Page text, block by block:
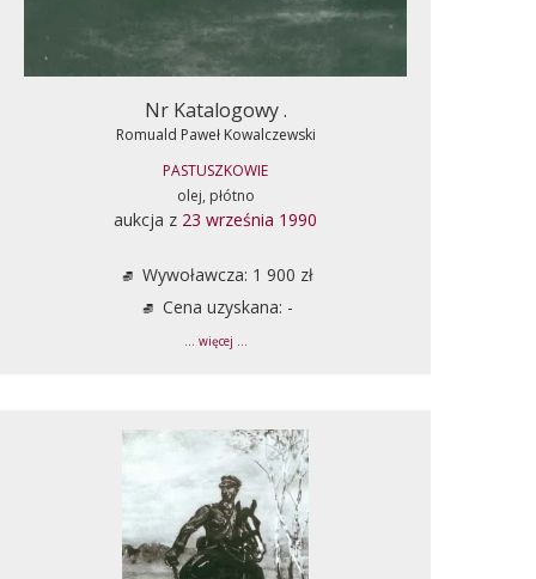
Nr Katalogowy .
Romuald Paweł Kowalczewski
PASTUSZKOWIE
olej, płótno
aukcja z 23 września 1990
Wywoławcza: 1 900 zł
Cena uzyskana: -
... więcej ...